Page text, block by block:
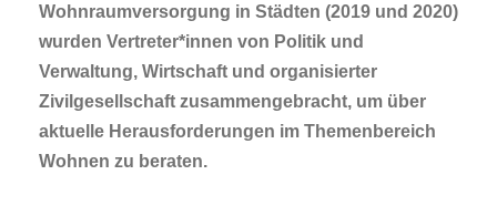
Wohnraumversorgung in Städten (2019 und 2020)
wurden Vertreter*innen von Politik und
Verwaltung, Wirtschaft und organisierter
Zivilgesellschaft zusammengebracht, um über
aktuelle Herausforderungen im Themenbereich
Wohnen zu beraten.